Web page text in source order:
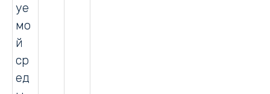
уе
мо
й
ср
ед